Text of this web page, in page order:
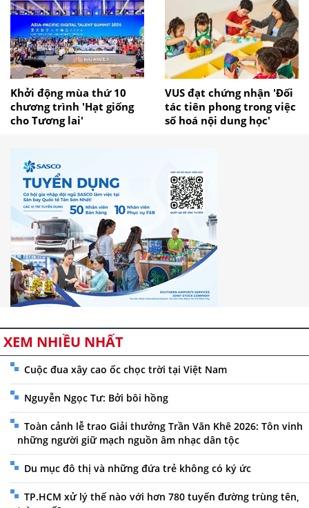
Khởi động mùa thứ 10
chương trình 'Hạt giống
cho Tương lai'
VUS đạt chứng nhận 'Đối
tác tiên phong trong việc
số hoá nội dung học'
XEM NHIỀU NHẤT
Cuộc đua xây cao ốc chọc trời tại Việt Nam
Nguyễn Ngọc Tư: Bởi bôi hồng
Toàn cảnh lễ trao Giải thưởng Trần Văn Khê 2026: Tôn vinh
những người giữ mạch nguồn âm nhạc dân tộc
Du mục đô thị và những đứa trẻ không có ký ức
TP.HCM xử lý thế nào với hơn 780 tuyến đường trùng tên,